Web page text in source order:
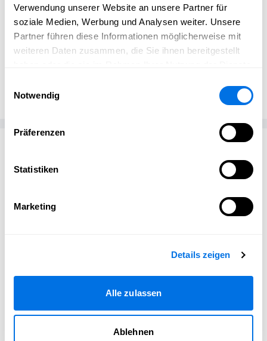
Verwendung unserer Website an unsere Partner für
soziale Medien, Werbung und Analysen weiter. Unsere
Partner führen diese Informationen möglicherweise mit
weiteren Daten zusammen, die Sie ihnen bereitgestellt
Notwendig
Präferenzen
Statistiken
Marketing
Details zeigen
Alle zulassen
Ablehnen
©BdS Ladenburg